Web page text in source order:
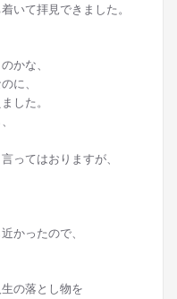
いて拝見できました。
かな、
に、
した。
ってはおりますが、
かったので、
の落とし物を